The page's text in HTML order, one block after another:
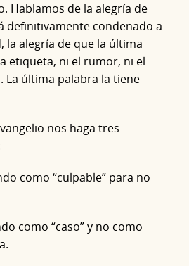
Hablamos de la alegría de
definitivamente condenado a
la alegría de que la última
etiqueta, ni el rumor, ni el
La última palabra la tiene
nos haga tres
como “culpable” para no
como “caso” y no como